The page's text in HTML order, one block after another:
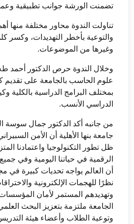
تضمنت الورشة جوانب تطبيقية
تناولت الندوة محاور مختلفة منها
والتوعية بأخطر التهديدات، وكسر
وغيرها من الموضوعات.
وخلال الندوة حرص الدكتور
أحمد
علوم الحاسب بالجامعة على تقديم
بمختلف البرامج الدراسية بالكلية
الدراسي الأنسب.
من جانبه أكد الدكتور جمال سوسة
جامعة بنها الأهلية أن الأمن
ظل تطور التكنولوجيا واعتمادنا
الرقمية في حياتنا اليومية وفي
أن العالم يواجه تحديات كبيرة في
نظرًا للهجمات الإلكترونية
وتهديدهم المستمر لأمان
الجامعة ملتزمة بتعزيز البحث
وتوعية الطلاب وأعضاء هيئة